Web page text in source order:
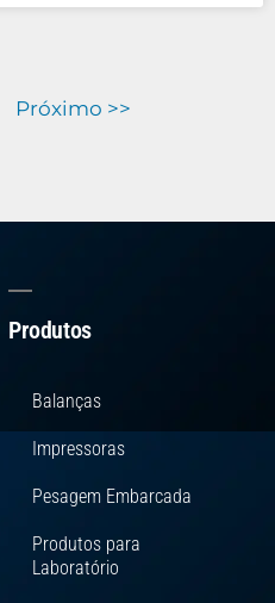
Próximo >>
Produtos
Balanças
Impressoras
Pesagem Embarcada
Produtos para
Laboratório